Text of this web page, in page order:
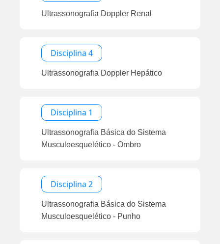
Ultrassonografia Doppler Renal
Disciplina 4
Ultrassonografia Doppler Hepático
Disciplina 1
Ultrassonografia Básica do Sistema
Musculoesquelético - Ombro
Disciplina 2
Ultrassonografia Básica do Sistema
Musculoesquelético - Punho